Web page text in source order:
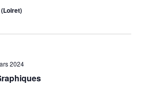
2024